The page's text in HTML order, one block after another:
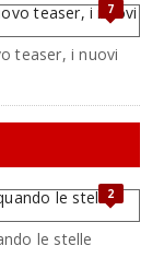
7
teaser, i nuovi
2
le stelle